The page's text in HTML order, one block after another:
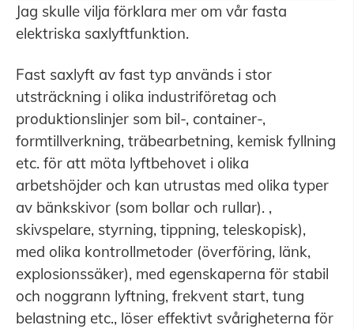
Jag skulle vilja förklara mer om vår fasta
elektriska saxlyftfunktion.
Fast saxlyft av fast typ används i stor
utsträckning i olika industriföretag och
produktionslinjer som bil-, container-,
formtillverkning, träbearbetning, kemisk fyllning
etc. för att möta lyftbehovet i olika
arbetshöjder och kan utrustas med olika typer
av bänkskivor (som bollar och rullar). ,
skivspelare, styrning, tippning, teleskopisk),
med olika kontrollmetoder (överföring, länk,
explosionssäker), med egenskaperna för stabil
och noggrann lyftning, frekvent start, tung
belastning etc., löser effektivt svårigheterna för